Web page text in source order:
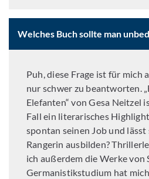
Welches Buch sollte man
Puh, diese Frage ist für mich
nur schwer zu beantworten.
Elefanten“ von Gesa Neitzel
Fall ein literarisches
spontan seinen Job und
Rangerin ausbilden?
ich außerdem die Werke von
Germanistikstudium hat